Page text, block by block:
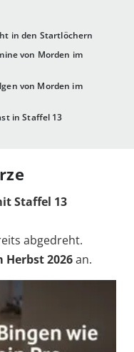
in den Startlöchern
von Morden im
von Morden im
in Staffel 13
Staffel 13
abgedreht.
Herbst 2026an.